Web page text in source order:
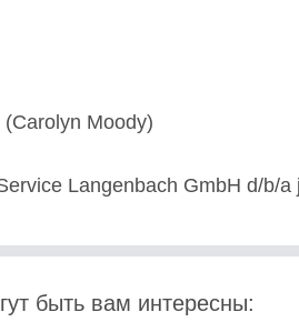
Moody)
Langenbach GmbH d/b/a
быть вам интересны: